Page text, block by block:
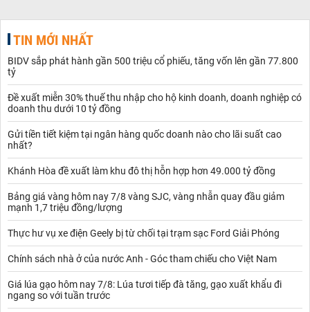
đến từ Malaysia – AirAsia trong những ngày đầu; mô hình hiện tại
của Vietjet Air được giới chuyên môn nhận định là có rất nhiều
điểm tương đồng.
Vietjethiện là hãng hàng không nắm 45% thị phần tại Việt Nam,
có công lao phá vỡ thế độc quyền ngành hàng không, xếp sau hệ
sinh thái của Vietnam Airlines 53%, phần còn lại thuộc về hãng
hàng không mới của doanh nhân Trịnh Văn Quyết – Bamboo
Airways.
Hãng bay giúp cho nhiều người Việt Nam lần đầu tiên được bay,
cũng như được sử dụng dịch vụ hàng không giá rẻ. Trong năm
2018, Vietjet Air đạt doanh thu thuần 53.577 tỉ đồng, trong đó
33.779 tỉ đồng từ hoạt động vận tải hàng không. Phần doanh thu
còn lại đến từ hoạt động bán và cho thuê lại máy bay, hoạt động
vốn được xem là đem về lợi nhuận "không thực".
Bên cạnh hoạt động vận tải hành khách, doanh thu từ hoạt động
phụ trợ của Vietjet ghi nhận mức tăng trưởng vài chục phần trăm
mỗi năm.
Tổng lợi nhuận trước thuế 5.816 tỉ đồng, trong lĩnh vực vận tải
hàng không đạt 3.045 tỉ đồng. Tổng lượng hành khách vận
chuyển đạt hơn 23 triệu lượt với hệ số sử dụng ghế bình quân
TIN MỚI NHẤT
BIDV sắp phát hành gần 500 triệu cổ phiếu, tăng vốn lên gần 77.800
tỷ
Đề xuất miễn 30% thuế thu nhập cho hộ kinh doanh, doanh nghiệp có
doanh thu dưới 10 tỷ đồng
Gửi tiền tiết kiệm tại ngân hàng quốc doanh nào cho lãi suất cao
nhất?
Khánh Hòa đề xuất làm khu đô thị hỗn hợp hơn 49.000 tỷ đồng
Bảng giá vàng hôm nay 7/8 vàng SJC, vàng nhẫn quay đầu giảm
mạnh 1,7 triệu đồng/lượng
Thực hư vụ xe điện Geely bị từ chối tại trạm sạc Ford Giải Phóng
Chính sách nhà ở của nước Anh - Góc tham chiếu cho Việt Nam
Giá lúa gạo hôm nay 7/8: Lúa tươi tiếp đà tăng, gạo xuất khẩu đi
ngang so với tuần trước